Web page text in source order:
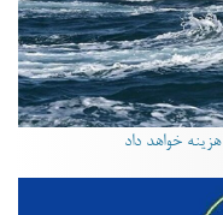
خواهد داد